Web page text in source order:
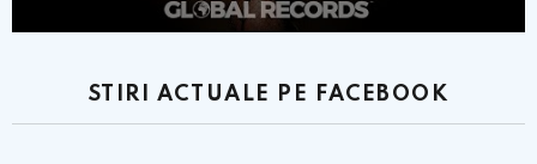
STIRI ACTUALE PE FACEBOOK